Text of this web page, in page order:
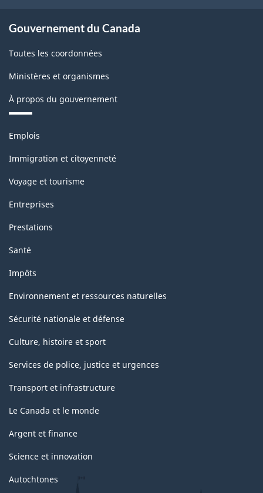
Gouvernement du Canada
Toutes les coordonnées
Ministères et organismes
À propos du gouvernement
Thèmes
sujets
Emplois
Immigration et citoyenneté
Voyage et tourisme
Entreprises
Prestations
Santé
Impôts
Environnement et ressources naturelles
Sécurité nationale et défense
Culture, histoire et sport
Services de police, justice et urgences
Transport et infrastructure
Le Canada et le monde
Argent et finance
Science et innovation
Autochtones